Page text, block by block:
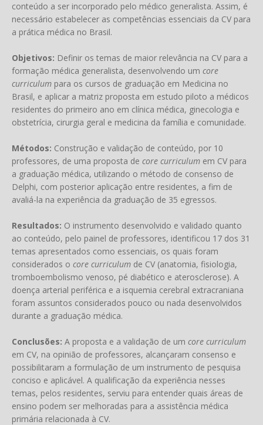
conteúdo a ser incorporado pelo médico generalista. Assim, é
necessário estabelecer as competências essenciais da CV para
a prática médica no Brasil.
Objetivos: Definir os temas de maior relevância na CV para a
formação médica generalista, desenvolvendo um core
curriculum para os cursos de graduação em Medicina no
Brasil, e aplicar a matriz proposta em estudo piloto a médicos
residentes do primeiro ano em clínica médica, ginecologia e
obstetrícia, cirurgia geral e medicina da família e comunidade.
Métodos: Construção e validação de conteúdo, por 10
professores, de uma proposta de core curriculum em CV para
a graduação médica, utilizando o método de consenso de
Delphi, com posterior aplicação entre residentes, a fim de
avaliá-la na experiência da graduação de 35 egressos.
Resultados: O instrumento desenvolvido e validado quanto
ao conteúdo, pelo painel de professores, identificou 17 dos 31
temas apresentados como essenciais, os quais foram
considerados o core curriculum de CV (anatomia, fisiologia,
tromboembolismo venoso, pé diabético e aterosclerose). A
doença arterial periférica e a isquemia cerebral extracraniana
foram assuntos considerados pouco ou nada desenvolvidos
durante a graduação médica.
Conclusões: A proposta e a validação de um core curriculum
em CV, na opinião de professores, alcançaram consenso e
possibilitaram a formulação de um instrumento de pesquisa
conciso e aplicável. A qualificação da experiência nesses
temas, pelos residentes, serviu para entender quais áreas de
ensino podem ser melhoradas para a assistência médica
primária relacionada à CV.